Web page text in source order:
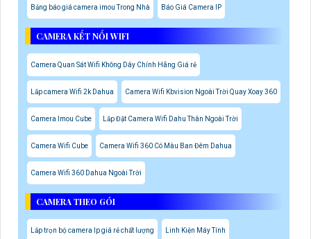
Bảng báo giá camera imou Trong Nhà Báo Giá Camera IP
CAMERA KẾT NỐI WIFI
Camera Quan Sát Wifi Không Dây Chính Hãng Giá rẻ
Lắp camera Wifi 2k Dahua Camera Wifi Kbvision Ngoài Trời Quay Xoay 360
Camera Imou Cube Lắp Đặt Camera Wifi Dahu Thân Ngoài Trời
Camera Wifi Cube Camera Wifi 360 Có Màu Ban Đêm Dahua
Camera Wifi 360 Dahua Ngoài Trời
CAMERA THEO GÓI
Lắp trọn bộ camera Ip giá rẻ chất lượng Linh Kiện Máy Tính